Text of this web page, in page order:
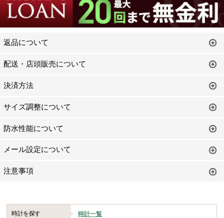
返品について
配送・店頭販売について
決済方法
サイズ調整について
防水性能について
メール設定について
注意事項
時計を探す 時計一覧